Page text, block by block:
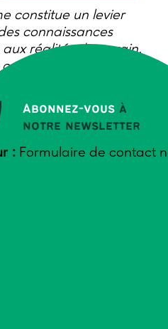
Abonnez-vous à
notre newsletter
: Formulaire de contact
constitue un levier
connaissances
réalités de terrain.
d’On-Farm
critères
l’expérimentation à